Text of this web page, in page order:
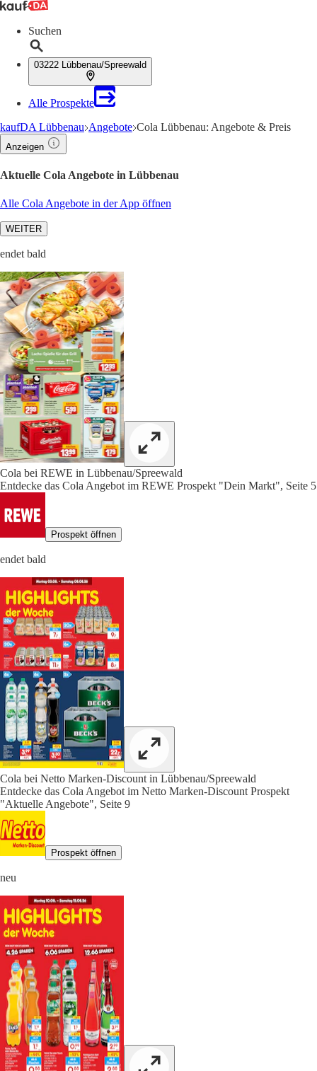
Suchen
03222 Lübbenau/Spreewald
Alle Prospekte
kaufDA Lübbenau Angebote Cola Lübbenau: Angebote & Preis
Anzeigen
Aktuelle Cola Angebote in Lübbenau
Alle Cola Angebote in der App öffnen
WEITER
endet bald
Cola bei REWE in Lübbenau/Spreewald
Entdecke das Cola Angebot im REWE Prospekt "Dein Markt", Seite 5
Prospekt öffnen
endet bald
Cola bei Netto Marken-Discount in Lübbenau/Spreewald
Entdecke das Cola Angebot im Netto Marken-Discount Prospekt
"Aktuelle Angebote", Seite 9
Prospekt öffnen
neu